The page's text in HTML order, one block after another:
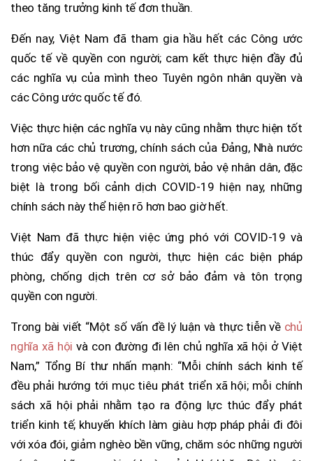
theo tăng trưởng kinh tế đơn thuần.
Đến nay, Việt Nam đã tham gia hầu hết các Công ước
quốc tế về quyền con người; cam kết thực hiện đầy đủ
các nghĩa vụ của mình theo Tuyên ngôn nhân quyền và
các Công ước quốc tế đó.
Việc thực hiện các nghĩa vụ này cũng nhằm thực hiện tốt
hơn nữa các chủ trương, chính sách của Đảng, Nhà nước
trong việc bảo vệ quyền con người, bảo vệ nhân dân, đặc
biệt là trong bối cảnh dịch COVID-19 hiện nay, những
chính sách này thể hiện rõ hơn bao giờ hết.
Việt Nam đã thực hiện việc ứng phó với COVID-19 và
thúc đẩy quyền con người, thực hiện các biện pháp
phòng, chống dịch trên cơ sở bảo đảm và tôn trọng
quyền con người.
Trong bài viết “Một số vấn đề lý luận và thực tiễn về chủ
nghĩa xã hội và con đường đi lên chủ nghĩa xã hội ở Việt
Nam,” Tổng Bí thư nhấn mạnh: “Mỗi chính sách kinh tế
đều phải hướng tới mục tiêu phát triển xã hội; mỗi chính
sách xã hội phải nhằm tạo ra động lực thúc đẩy phát
triển kinh tế; khuyến khích làm giàu hợp pháp phải đi đôi
với xóa đói, giảm nghèo bền vững, chăm sóc những người